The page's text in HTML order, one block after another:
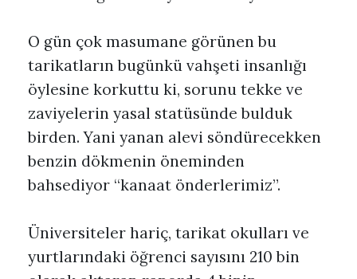
O gün çok masumane görünen bu
tarikatların bugünkü vahşeti insanlığı
öylesine korkuttu ki, sorunu tekke ve
zaviyelerin yasal statüsünde bulduk
birden. Yani yanan alevi söndürecekken
benzin dökmenin öneminden
bahsediyor “kanaat önderlerimiz”.
Üniversiteler hariç, tarikat okulları ve
yurtlarındaki öğrenci sayısını 210 bin